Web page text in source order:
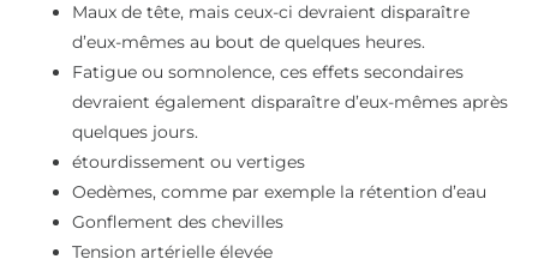
Maux de tête, mais ceux-ci devraient disparaître
d’eux-mêmes au bout de quelques heures.
Fatigue ou somnolence, ces effets secondaires
devraient également disparaître d’eux-mêmes après
quelques jours.
étourdissement ou vertiges
Oedèmes, comme par exemple la rétention d’eau
Gonflement des chevilles
Tension artérielle élevée